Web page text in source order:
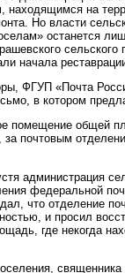
находящимся на
Но власти
останется
начала
ФГУП «Почта
в котором
помещение общей
почтовым
администрация
федеральной
что отделение
и просил
где некогда